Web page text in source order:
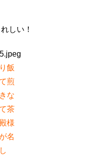
しい！
飯
煎
な
茶
様
名